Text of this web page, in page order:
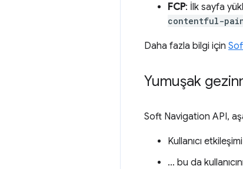
FCP: İlk sayfa
contentful-
Daha fazla bilgi için
Yumuşak
Soft Navigation API,
Kullanıcı
… bu da